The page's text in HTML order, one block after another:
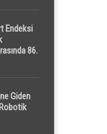
Endeksi
86.
Giden